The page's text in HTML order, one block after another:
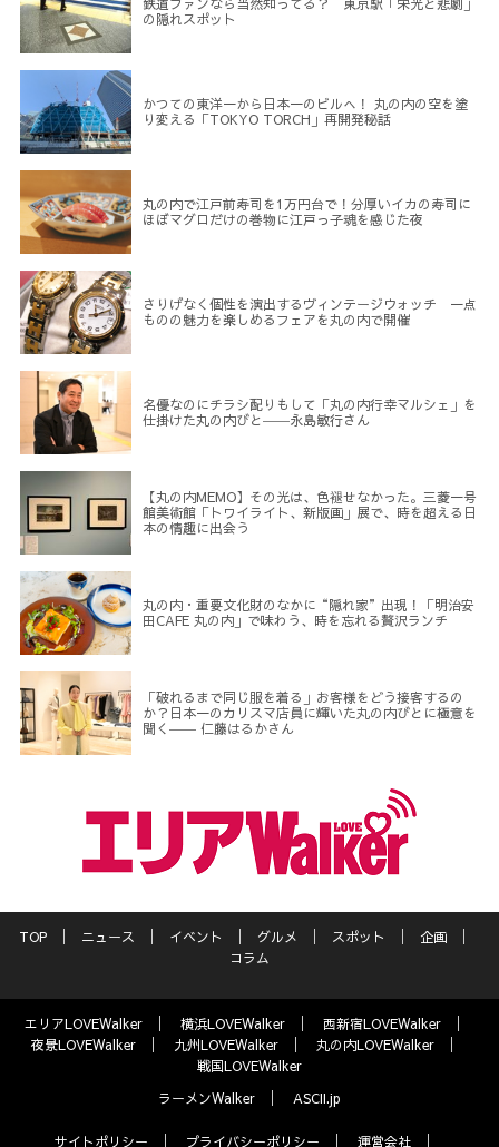
鉄道ファンなら当然知ってる？ 東京駅「栄光と悲劇」
の隠れスポット
かつての東洋一から日本一のビルへ！ 丸の内の空を塗
り変える「TOKYO TORCH」再開発秘話
丸の内で江戸前寿司を1万円台で！分厚いイカの寿司に
ほぼマグロだけの巻物に江戸っ子魂を感じた夜
さりげなく個性を演出するヴィンテージウォッチ 一点
ものの魅力を楽しめるフェアを丸の内で開催
名優なのにチラシ配りもして「丸の内行幸マルシェ」を
仕掛けた丸の内びと――永島敏行さん
【丸の内MEMO】その光は、色褪せなかった。三菱一号
館美術館「トワイライト、新版画」展で、時を超える日
本の情趣に出会う
丸の内・重要文化財のなかに“隠れ家”出現！「明治安
田CAFE 丸の内」で味わう、時を忘れる贅沢ランチ
「破れるまで同じ服を着る」お客様をどう接客するの
か？日本一のカリスマ店員に輝いた丸の内びとに極意を
聞く―― 仁藤はるかさん
TOP ニュース イベント グルメ スポット
企画
コラム
エリアLOVEWalker 横浜LOVEWalker
西新宿LOVEWalker
夜景LOVEWalker
九州LOVEWalker
丸の内LOVEWalker
戦国LOVEWalker
ラーメンWalker
ASCII.jp
サイトポリシー プライバシーポリシー 運営会社